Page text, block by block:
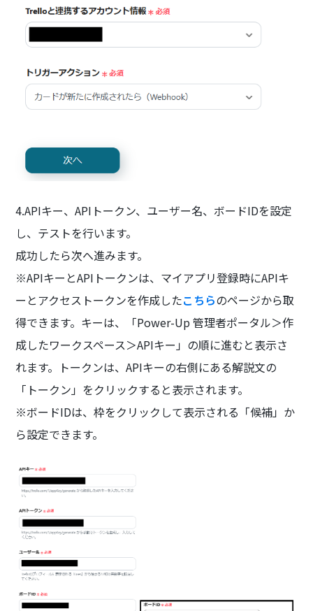
4.APIキー、APIトークン、ユーザー名、ボードIDを設定
し、テストを行います。
成功したら次へ進みます。
※APIキーとAPIトークンは、マイアプリ登録時にAPIキ
ーとアクセストークンを作成したこちらのページから取
得できます。キーは、「Power-Up 管理者ポータル＞作
成したワークスペース＞APIキー」の順に進むと表示さ
れます。トークンは、APIキーの右側にある解説文の
「トークン」をクリックすると表示されます。
※ボードIDは、枠をクリックして表示される「候補」か
ら設定できます。